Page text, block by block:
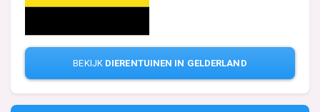
BEKIJK DIERENTUINEN IN GELDERLAND